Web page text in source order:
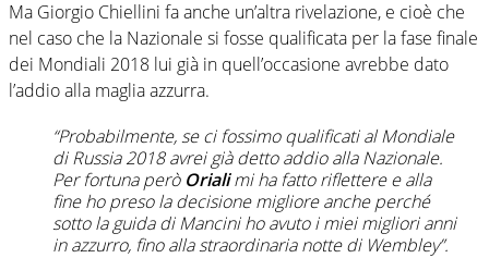
Ma Giorgio Chiellini fa anche un’altra rivelazione, e cioè che
nel caso che la Nazionale si fosse qualificata per la fase finale
dei Mondiali 2018 lui già in quell’occasione avrebbe dato
l’addio alla maglia azzurra.
“Probabilmente, se ci fossimo qualificati al Mondiale
di Russia 2018 avrei già detto addio alla Nazionale.
Per fortuna però Orialimi ha fatto riflettere e alla
fine ho preso la decisione migliore anche perché
sotto la guida di Mancini ho avuto i miei migliori anni
in azzurro, fino alla straordinaria notte di Wembley”.